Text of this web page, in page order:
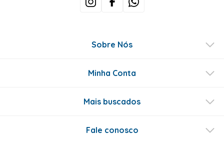
Perguntas & respostas
Este produto ainda não tem perguntas